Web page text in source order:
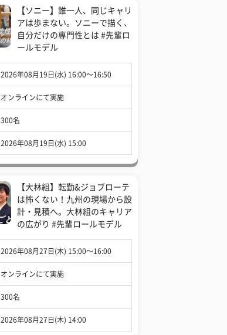
【ソニー】誰一人、同じキャリ
アは歩まない。ソニーで描く、
自分だけの専門性とは #先輩ロ
ールモデル
2026年08月19日(水) 16:00〜16:50
オンラインにて実施
300名
2026年08月19日(水) 15:00
【大林組】転勤&ジョブローテ
は怖くない！九州の現場から設
計・見積へ。大林組のキャリア
の広がり #先輩ロールモデル
2026年08月27日(木) 15:00〜16:00
オンラインにて実施
300名
2026年08月27日(木) 14:00